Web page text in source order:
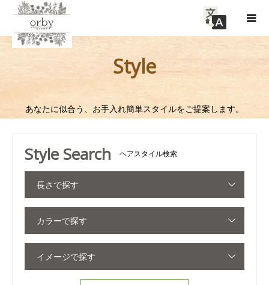
Style
あなたに似合う、お手入れ簡単スタイルをご提案します。
Style Search ヘアスタイル検索
長さで探す
カラーで探す
イメージで探す